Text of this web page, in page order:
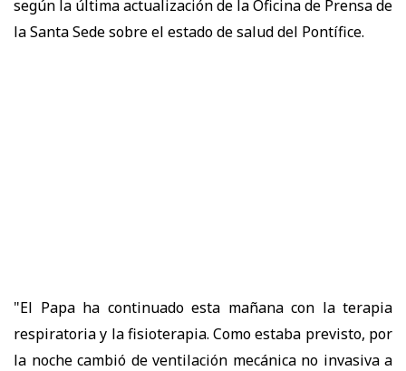
según la última actualización de la Oficina de Prensa de
la Santa Sede sobre el estado de salud del Pontífice.
"El Papa ha continuado esta mañana con la terapia
respiratoria y la fisioterapia. Como estaba previsto, por
la noche cambió de ventilación mecánica no invasiva a